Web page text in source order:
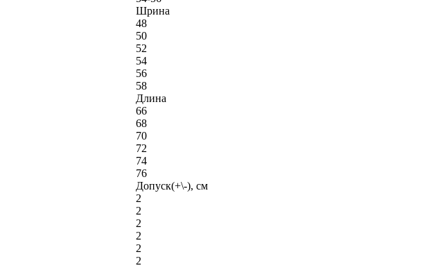
Шрина
48
50
52
54
56
58
Длина
66
68
70
72
74
76
Допуск(+\-), см
2
2
2
2
2
2